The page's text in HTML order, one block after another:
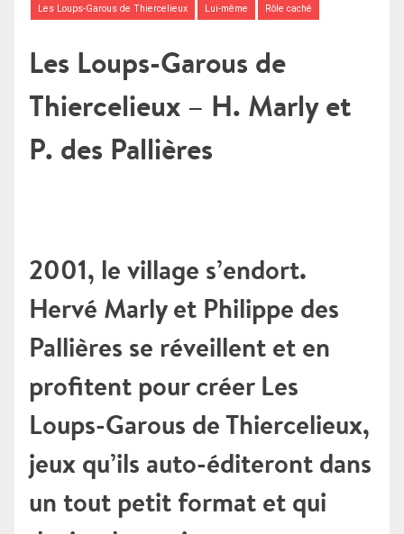
Les Loups-Garous de Thiercelieux Lui-même Rôle caché
Les Loups-Garous de
Thiercelieux – H. Marly et
P. des Pallières
2001, le village s’endort.
Hervé Marly et Philippe des
Pallières se réveillent et en
profitent pour créer Les
Loups-Garous de Thiercelieux,
jeux qu’ils auto-éditeront dans
un tout petit format et qui